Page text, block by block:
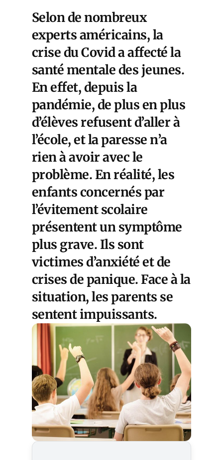
Selon de nombreux
experts américains, la
crise du Covid a affecté la
santé mentale des jeunes.
En effet, depuis la
pandémie, de plus en plus
d’élèves refusent d’aller à
l’école, et la paresse n’a
rien à avoir avec le
problème. En réalité, les
enfants concernés par
l’évitement scolaire
présentent un symptôme
plus grave. Ils sont
victimes d’anxiété et de
crises de panique. Face à la
situation, les parents se
sentent impuissants.